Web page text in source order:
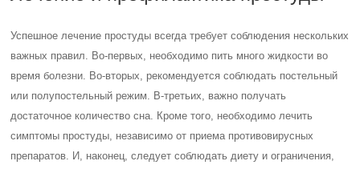
Успешное лечение простуды всегда требует соблюдения нескольких
важных правил. Во-первых, необходимо пить много жидкости во
время болезни. Во-вторых, рекомендуется соблюдать постельный
или полупостельный режим. В-третьих, важно получать
достаточное количество сна. Кроме того, необходимо лечить
симптомы простуды, независимо от приема противовирусных
препаратов. И, наконец, следует соблюдать диету и ограничения,